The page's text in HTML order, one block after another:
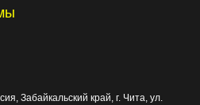
Забайкальский край, г. Чита ул.